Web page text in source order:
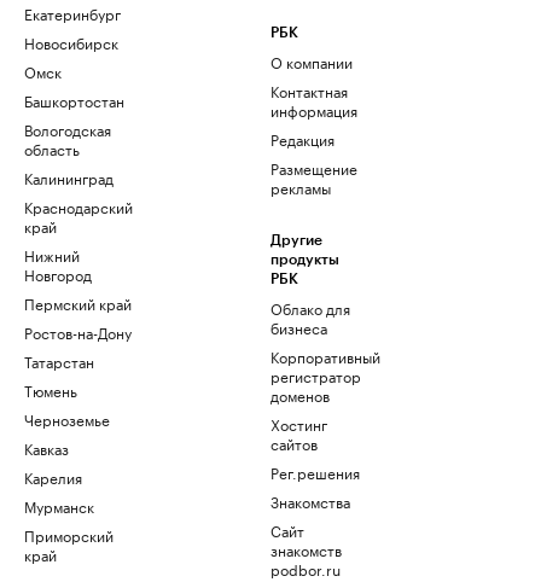
Екатеринбург
Новосибирск
Омск
Башкортостан
Вологодская
область
Калининград
Краснодарский
край
Нижний
Новгород
Пермский край
Ростов-на-Дону
Татарстан
Тюмень
Черноземье
Кавказ
Карелия
Мурманск
Приморский
край
РБК
О компании
Контактная
информация
Редакция
Размещение
рекламы
Другие
продукты
РБК
Облако для
бизнеса
Корпоративный
регистратор
доменов
Хостинг
сайтов
Рег.решения
Знакомства
Сайт
знакомств
podbor.ru